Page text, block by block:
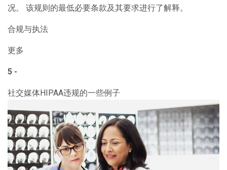
况。 该规则的最低必要条款及其要求进行了解释。
合规与执法
更多
5 -
社交媒体HIPAA违规的一些例子